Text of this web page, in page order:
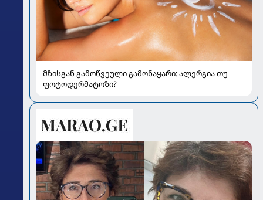
მზისგან გამოწვეული გამონაყარი: ალერგია თუ
ფოტოდერმატოზი?